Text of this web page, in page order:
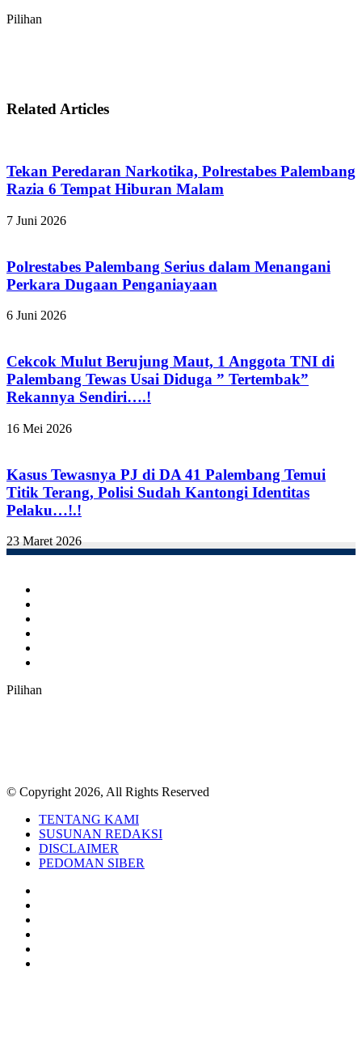
Pilihan
Related Articles
Tekan Peredaran Narkotika, Polrestabes Palembang
Razia 6 Tempat Hiburan Malam
7 Juni 2026
Polrestabes Palembang Serius dalam Menangani
Perkara Dugaan Penganiayaan
6 Juni 2026
Cekcok Mulut Berujung Maut, 1 Anggota TNI di
Palembang Tewas Usai Diduga ” Tertembak”
Rekannya Sendiri….!
16 Mei 2026
Kasus Tewasnya PJ di DA 41 Palembang Temui
Titik Terang, Polisi Sudah Kantongi Identitas
Pelaku…!.!
23 Maret 2026
Pilihan
© Copyright 2026, All Rights Reserved
TENTANG KAMI
SUSUNAN REDAKSI
DISCLAIMER
PEDOMAN SIBER